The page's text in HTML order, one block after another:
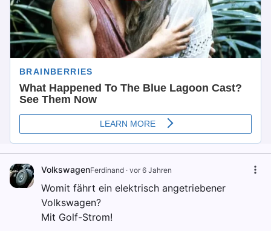
VolkswagenFerdinand · vor 6 Jahren
Womit fährt ein elektrisch angetriebener
Volkswagen?
Mit Golf-Strom!